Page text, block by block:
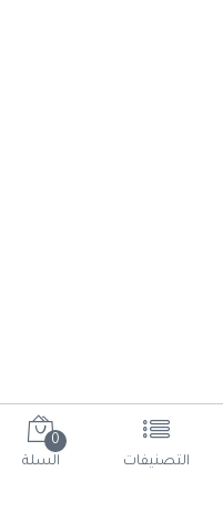
التصنيفات
0
السلة1
(current)